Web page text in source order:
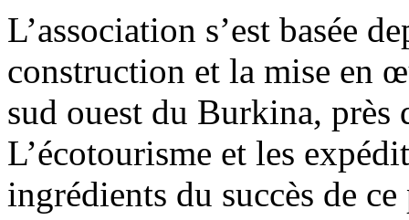
L’association s’est basée
construction et la mise en
sud ouest du Burkina,
L’écotourisme et les
ingrédients du succès de